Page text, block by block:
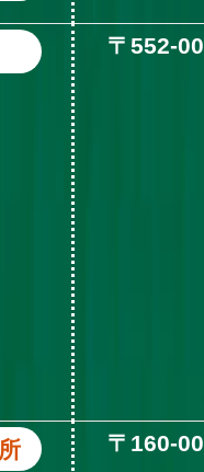
〒552-
〒160-